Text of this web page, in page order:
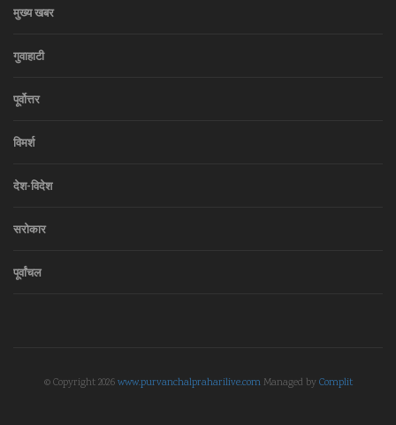
मुख्य खबर
गुवाहाटी
पूर्वोत्तर
विमर्श
देश-विदेश
सरोकार
पूर्वांचल
© Copyright 2026www.purvanchalpraharilive.comManaged byComplit